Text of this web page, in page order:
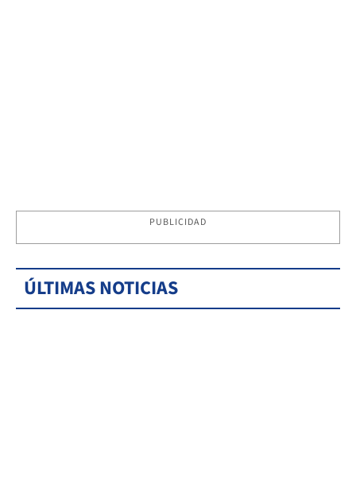
PUBLICIDAD
ÚLTIMAS NOTICIAS